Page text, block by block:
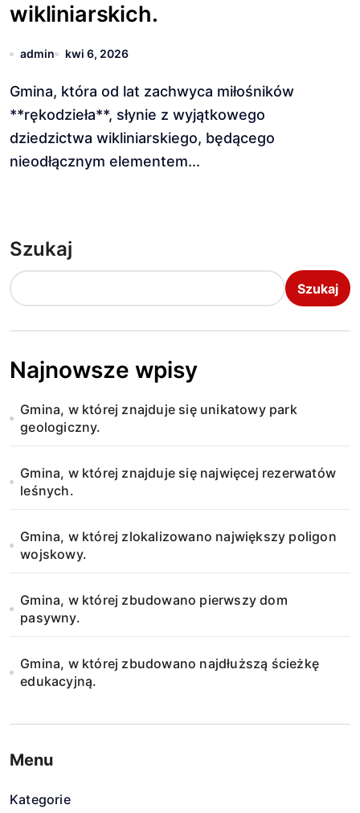
wikliniarskich.
admin kwi 6, 2026
Gmina, która od lat zachwyca miłośników
**rękodzieła**, słynie z wyjątkowego
dziedzictwa wikliniarskiego, będącego
nieodłącznym elementem...
Szukaj
Szukaj
Najnowsze wpisy
Gmina, w której znajduje się unikatowy park
geologiczny.
Gmina, w której znajduje się najwięcej rezerwatów
leśnych.
Gmina, w której zlokalizowano największy poligon
wojskowy.
Gmina, w której zbudowano pierwszy dom
pasywny.
Gmina, w której zbudowano najdłuższą ścieżkę
edukacyjną.
Menu
Kategorie